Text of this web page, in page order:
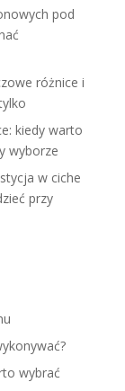
pod
różnice i
kiedy warto
wyborze
w ciche
przy
wybrać